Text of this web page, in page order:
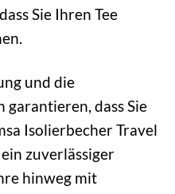
Sie Ihren Tee
und die
dass Sie
Isolierbecher Travel
zuverlässiger
hinweg mit